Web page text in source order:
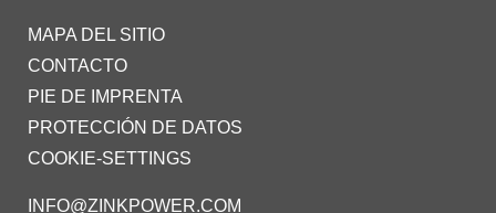
MAPA DEL SITIO
CONTACTO
PIE DE IMPRENTA
PROTECCIÓN DE DATOS
COOKIE-SETTINGS
INFO@ZINKPOWER.COM